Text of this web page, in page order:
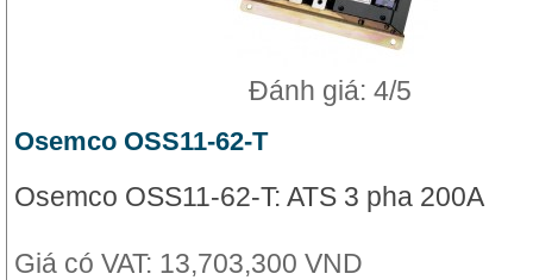
Đánh giá: 4/5
Osemco OSS11-62-T
Osemco OSS11-62-T: ATS 3 pha 200A
Giá có VAT: 13,703,300 VND